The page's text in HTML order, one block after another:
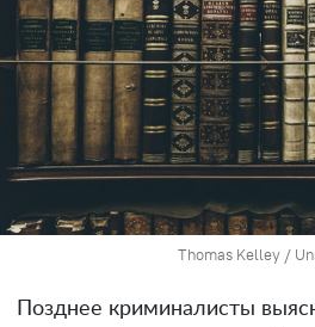
Thomas Kelley /
Позднее криминалисты